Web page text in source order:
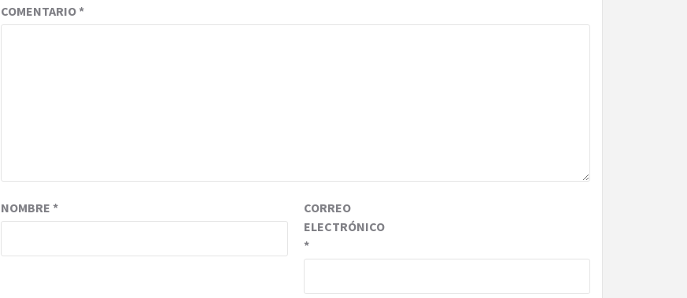
COMENTARIO*
NOMBRE *
CORREO
ELECTRÓNICO
*